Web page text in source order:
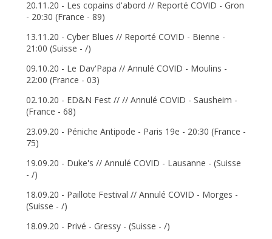
20.11.20 - Les copains d'abord // Reporté COVID - Gron
- 20:30 (France - 89)
13.11.20 - Cyber Blues // Reporté COVID - Bienne -
21:00 (Suisse - /)
09.10.20 - Le Dav'Papa // Annulé COVID - Moulins -
22:00 (France - 03)
02.10.20 - ED&N Fest // // Annulé COVID - Sausheim -
(France - 68)
23.09.20 - Péniche Antipode - Paris 19e - 20:30 (France -
75)
19.09.20 - Duke's // Annulé COVID - Lausanne - (Suisse
- /)
18.09.20 - Paillote Festival // Annulé COVID - Morges -
(Suisse - /)
18.09.20 - Privé - Gressy - (Suisse - /)